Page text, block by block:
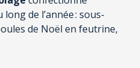
de l’année : sous-
de Noël en feutrine,